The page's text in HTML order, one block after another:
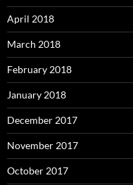
April 2018
March 2018
February 2018
January 2018
December 2017
November 2017
October 2017